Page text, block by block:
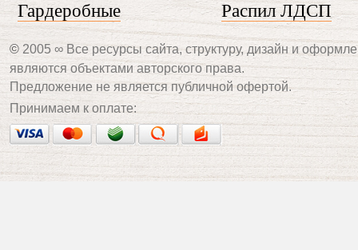
© 2005 ∞ Все ресурсы сайта, структуру, дизайн и
являются объектами авторского права.
Предложение не является публичной офертой.
Распил ЛДСП
Принимаем к оплате:
Гардеробные